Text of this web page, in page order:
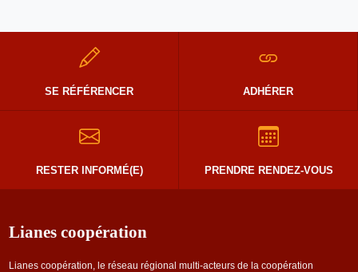
SE RÉFÉRENCER ADHÉRER
RESTER INFORMÉ(E) PRENDRE RENDEZ-VOUS
Lianes coopération
Lianes coopération, le réseau régional multi-acteurs de la coopération